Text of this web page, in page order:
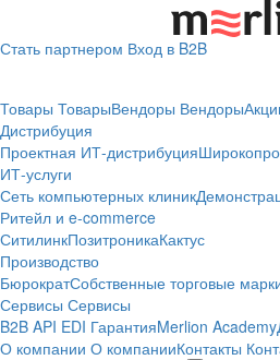
Стать партнером Вход в B2B
Товары ТоварыВендоры Вендоры
Дистрибуция
Проектная ИТ-дистрибуция
ИТ-услуги
Сеть компьютерных клиник
Ритейл и e-commerce
СитилинкПозитроникаКактус
Производство
БюрократСобственные торговые
Сервисы Сервисы
B2B API EDI ГарантияMerlion Academy
О компании О компанииКонтакты